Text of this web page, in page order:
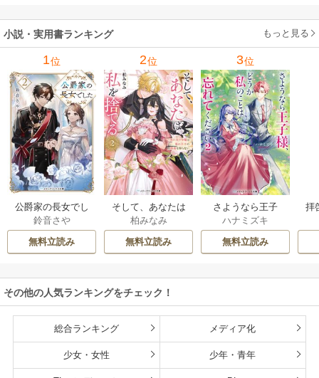
したか 1巻
小説・実用書ランキング もっと見る
1位
公爵家の長女でし
た
鈴音さや
無料立読み
2位
そして、あなたは
私を捨てる
柏みなみ
無料立読み
3位
さようなら王子
様、どうか私のこ
とは忘れてくださ
い
ハナミズキ
無料立読み
拝
その他の人気ランキングをチェック！
総合ランキング メディア化
少女・女性 少年・青年